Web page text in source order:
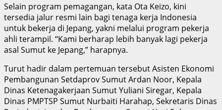
Selain program pemagangan, kata Ota Keizo, kini
tersedia jalur resmi lain bagi tenaga kerja Indonesia
untuk bekerja di Jepang, yakni melalui program pekerja
ahli terampil. “Kami berharap lebih banyak lagi pekerja
asal Sumut ke Jepang,” harapnya.
Turut hadir dalam pertemuan tersebut Asisten Ekonomi
Pembangunan Setdaprov Sumut Ardan Noor, Kepala
Dinas Ketenagakerjaan Sumut Yuliani Siregar, Kepala
Dinas PMPTSP Sumut Nurbaiti Harahap, Sekretaris Dinas